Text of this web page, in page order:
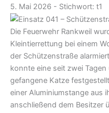
5. Mai 2026 - Stichwort: t1
Die Feuerwehr Rankweil
Kleintierrettung bei einem
der Schützenstraße
konnte eine seit zwei
gefangene Katze
einer Aluminiumstange aus
anschließend dem Besitzer